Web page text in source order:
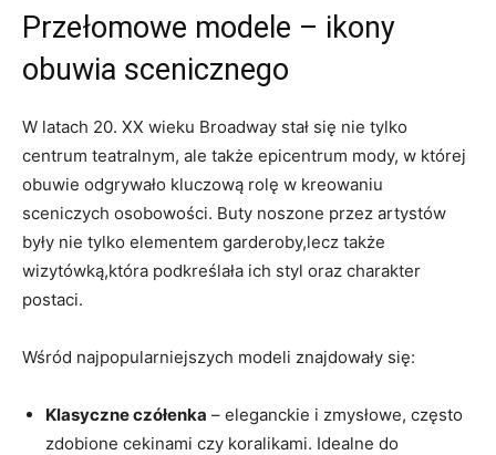
Przełomowe modele – ikony
obuwia scenicznego
W latach 20. XX wieku Broadway stał się nie tylko
centrum teatralnym, ale także epicentrum mody, w której
obuwie odgrywało kluczową rolę w kreowaniu
sceniczych osobowości. Buty noszone przez artystów
były nie tylko elementem garderoby,lecz także
wizytówką,która podkreślała ich styl oraz charakter
postaci.
Wśród najpopularniejszych modeli znajdowały się:
Klasyczne czółenka – eleganckie i zmysłowe, często
zdobione cekinami czy koralikami. Idealne do